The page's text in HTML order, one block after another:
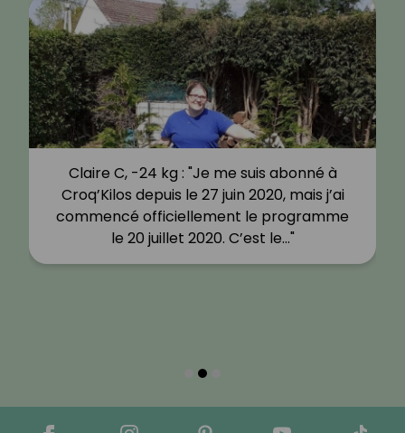
Claire C, -24 kg : "Je me suis abonné à
Croq’Kilos depuis le 27 juin 2020, mais j’ai
commencé officiellement le programme
le 20 juillet 2020. C’est le…"